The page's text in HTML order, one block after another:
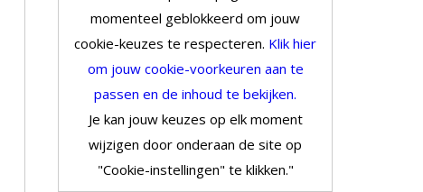
momenteel geblokkeerd om jouw
cookie-keuzes te respecteren. Klik hier
om jouw cookie-voorkeuren aan te
passen en de inhoud te bekijken.
Je kan jouw keuzes op elk moment
wijzigen door onderaan de site op
"Cookie-instellingen" te klikken."